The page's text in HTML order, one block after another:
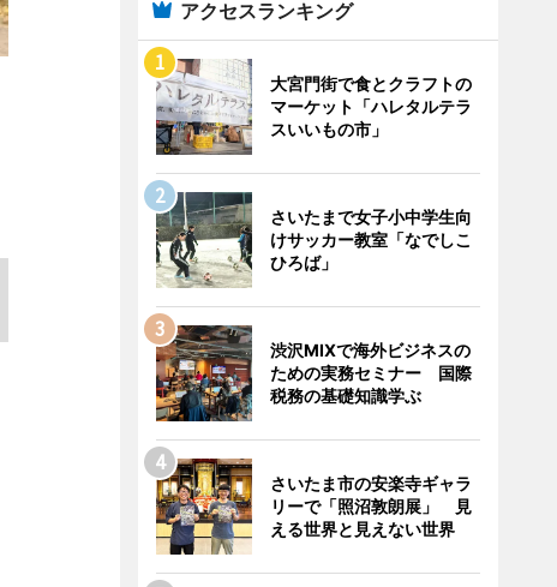
アクセスランキング
大宮門街で食とクラフトの
マーケット「ハレタルテラ
スいいもの市」
さいたまで女子小中学生向
けサッカー教室「なでしこ
ひろば」
渋沢MIXで海外ビジネスの
ための実務セミナー 国際
税務の基礎知識学ぶ
さいたま市の安楽寺ギャラ
リーで「照沼敦朗展」 見
える世界と見えない世界